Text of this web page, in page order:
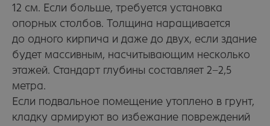
12 см. Если больше, требуется установка
опорных столбов. Толщина наращивается
до одного кирпича и даже до двух, если здание
будет массивным, насчитывающим несколько
этажей. Стандарт глубины составляет 2−2,5
метра.
Если подвальное помещение утоплено в грунт,
кладку армируют во избежание повреждений